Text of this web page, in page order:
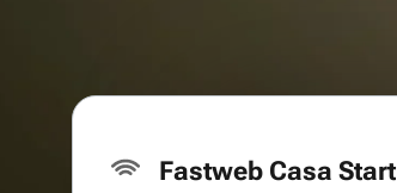
Fastweb Casa Start